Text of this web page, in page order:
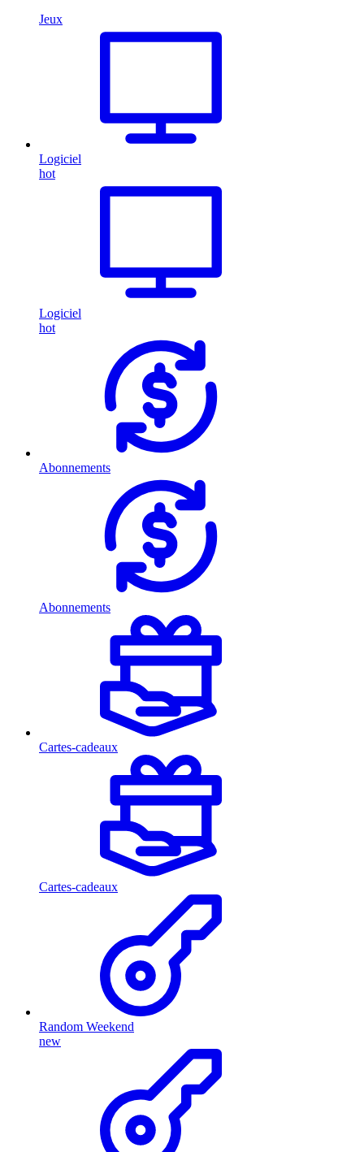
Jeux
Logiciel
hot
Logiciel
hot
Abonnements
Abonnements
Cartes-cadeaux
Cartes-cadeaux
Random Weekend
new